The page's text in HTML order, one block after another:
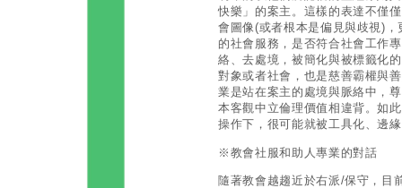
快樂」的案主。這樣的表達不僅
會圖像(或者根本是偏見與歧視)
的社會服務，是否符合社會工作
絡、去處境，被簡化與被標籤化
對象或者社會，也是慈善霸權與
業是站在案主的處境與脈絡中，
本客觀中立倫理價值相違背。如
操作下，很可能就被工具化、邊
※教會社服和助人專業的對話
隨著教會越趨近於右派/保守，目